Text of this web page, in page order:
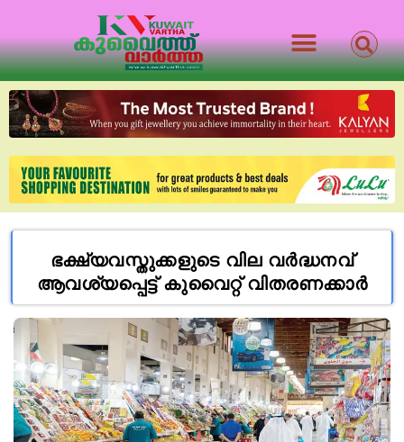
ഭക്ഷ്യവസ്തുക്കളുടെ വില വർദ്ധനവ്
ആവശ്യപ്പെട്ട് കുവൈറ്റ് വിതരണക്കാർ